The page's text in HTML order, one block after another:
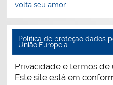
volta seu amor
Politica de proteção dados
União Europeia
Privacidade e termos de
Este site está em